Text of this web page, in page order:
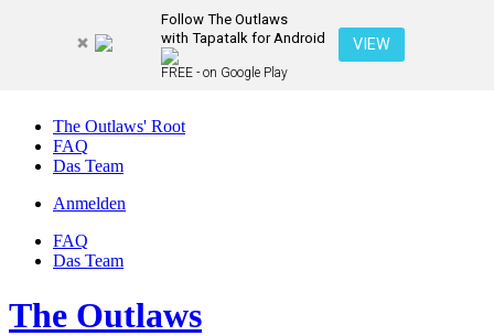
Follow The Outlaws
with Tapatalk for Android
FREE - on Google Play
VIEW
The Outlaws' Root
FAQ
Das Team
Anmelden
FAQ
Das Team
The Outlaws